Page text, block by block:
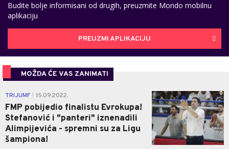
Budite bolje informisani od drugih, preuzmite Mondo mobilnu
aplikaciju
PREUZMI APLIKACIJU
MOŽDA ĆE VAS ZANIMATI
TRIJUMF 15.09.2022.
FMP pobijedio finalistu Evrokupa!
Stefanović i "panteri" iznenadili
Alimpijevića - spremni su za Ligu
šampiona!
0